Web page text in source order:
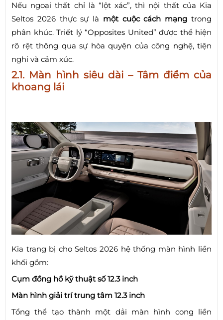
Nếu ngoại thất chỉ là “lột xác”, thì nội thất của Kia
Seltos 2026 thực sự là một cuộc cách mạng trong
phân khúc. Triết lý “Opposites United” được thể hiện
rõ rệt thông qua sự hòa quyện của công nghệ, tiện
nghi và cảm xúc.
2.1. Màn hình siêu dài – Tâm điểm của
khoang lái
Kia trang bị cho Seltos 2026 hệ thống màn hình liền
khối gồm:
Cụm đồng hồ kỹ thuật số 12.3 inch
Màn hình giải trí trung tâm 12.3 inch
Tổng thể tạo thành một dải màn hình cong liền